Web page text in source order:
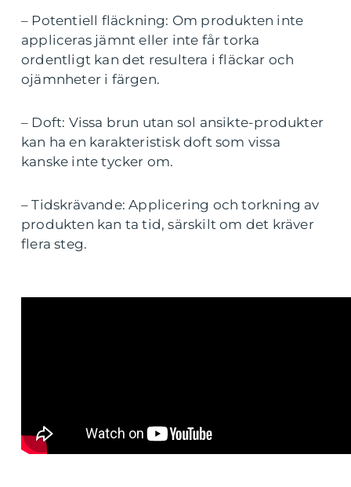
– Potentiell fläckning: Om produkten inte
appliceras jämnt eller inte får torka
ordentligt kan det resultera i fläckar och
ojämnheter i färgen.
– Doft: Vissa brun utan sol ansikte-produkter
kan ha en karakteristisk doft som vissa
kanske inte tycker om.
– Tidskrävande: Applicering och torkning av
produkten kan ta tid, särskilt om det kräver
flera steg.